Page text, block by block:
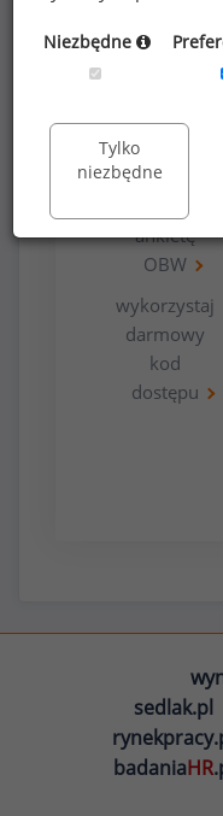
bezpłatna
ankietę
OBW
wykorzystaj
darmowy
kod
dostępu
sedlak.pl
badaniaHR
Niezbędne
Tylko
niezbędne